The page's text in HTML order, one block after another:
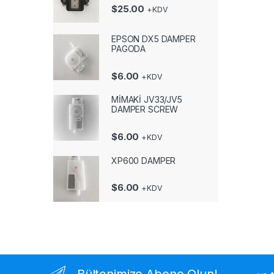
$25.00 +KDV
EPSON DX5 DAMPER
PAGODA
$6.00 +KDV
MİMAKİ JV33/JV5
DAMPER SCREW
$6.00 +KDV
XP600 DAMPER
$6.00 +KDV